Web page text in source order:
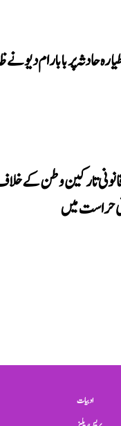
حادثہ پر بابا رام دیو نے
تارکین وطن کے
ادبیات